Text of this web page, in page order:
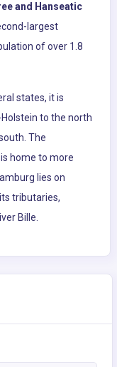
and Hanseatic
largest
of over 1.8
states, it is
to the north
The
home to more
lies on
tributaries,
Bille.